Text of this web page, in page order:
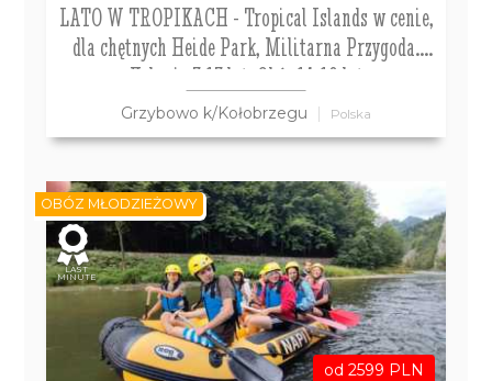
LATO W TROPIKACH - Tropical Islands w cenie,
dla chętnych Heide Park, Militarna Przygoda.
Kolonie 7-13 lat, Obóz 14-18 lat
Grzybowo k/Kołobrzegu Polska
od 2599 PLN
OBÓZ MŁODZIEŻOWY
LAST
MINUTE